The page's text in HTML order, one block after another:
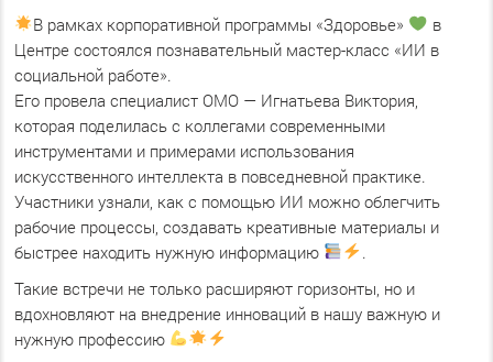
В рамках корпоративной программы «Здоровье»
в
Центре состоялся познавательный мастер-класс «ИИ в
социальной работе».
Его провела специалист ОМО — Игнатьева Виктория,
которая поделилась с коллегами современными
инструментами и примерами использования
искусственного интеллекта в повседневной практике.
Участники узнали, как с помощью ИИ можно облегчить
рабочие процессы, создавать креативные материалы и
быстрее находить нужную информацию
.
Такие встречи не только расширяют горизонты, но и
вдохновляют на внедрение инноваций в нашу важную и
нужную профессию